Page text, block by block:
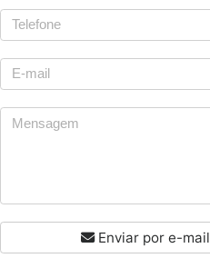
Enviar por e-mail